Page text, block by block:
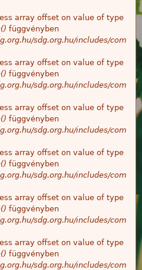
array offset on value of type
függvényben
sdg.org.hu/includes/com
array offset on value of type
függvényben
sdg.org.hu/includes/com
array offset on value of type
függvényben
sdg.org.hu/includes/com
array offset on value of type
függvényben
sdg.org.hu/includes/com
array offset on value of type
függvényben
sdg.org.hu/includes/com
array offset on value of type
függvényben
sdg.org.hu/includes/com